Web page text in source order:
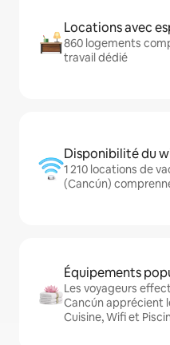
Locations avec
860 logements
travail dédié
Disponibilité du
1 210 locations de
(Cancún)
Équipements
Les voyageurs
Cancún apprécient
Cuisine, Wifi et